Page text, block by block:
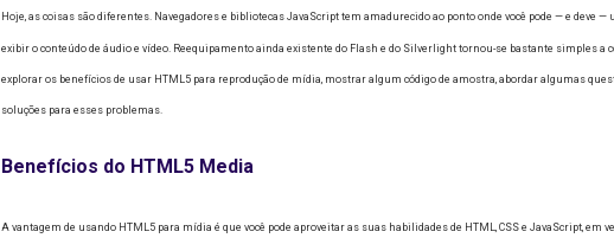
Hoje, as coisas são diferentes. Navegadores e bibliotecas JavaScript tem amadurecido ao ponto onde você pode — e deve
exibir o conteúdo de áudio e vídeo. Reequipamento ainda existente do Flash e do Silverlight tornou-se bastante simples a
explorar os benefícios de usar HTML5 para reprodução de mídia, mostrar algum código de amostra, abordar algumas
soluções para esses problemas.
Benefícios do HTML5 Media
A vantagem de usando HTML5 para mídia é que você pode aproveitar as suas habilidades de HTML, CSS e JavaScript, em